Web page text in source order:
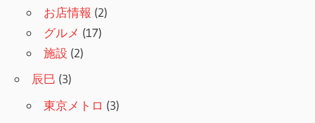
お店情報 (2)
グルメ (17)
施設 (2)
辰巳 (3)
東京メトロ (3)